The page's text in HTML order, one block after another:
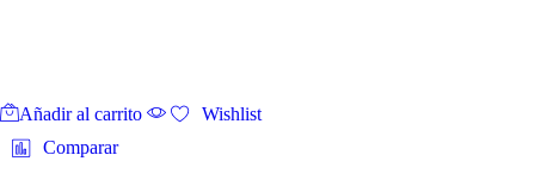
Añadir al carrito
Wishlist
Comparar